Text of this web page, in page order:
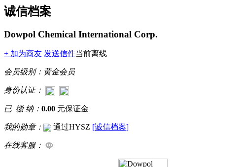
诚信档案
Dowpol Chemical International Corp.
+ 加为商友 发送信件当前离线
会员级别： 黄金会员
身份认证：
已 缴 纳： 0.00 元保证金
我的勋章： 通过HYSZ [诚信档案]
在线客服：